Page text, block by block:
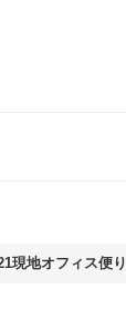
現地オフィス便り